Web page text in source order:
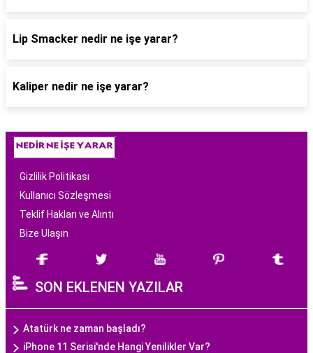
Lip Smacker nedir ne işe yarar?
Kaliper nedir ne işe yarar?
Gizlilik Politikası
Kullanıcı Sözleşmesi
Teklif Hakları ve Alıntı
Bize Ulaşın
SON EKLENEN YAZILAR
Atatürk ne zaman başladı?
iPhone 11 Serisi'nde Hangi Yenilikler Var?